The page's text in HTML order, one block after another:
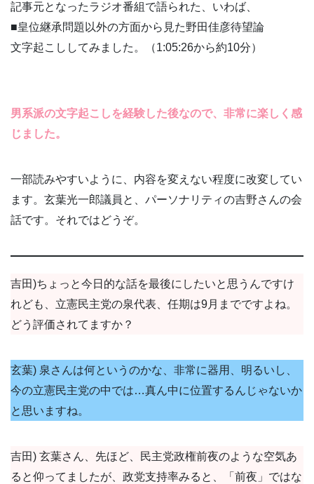
記事元となったラジオ番組で語られた、いわば、
■皇位継承問題以外の方面から見た野田佳彦待望論
文字起こししてみました。（1:05:26から約10分）
男系派の文字起こしを経験した後なので、非常に楽しく感
じました。
一部読みやすいように、内容を変えない程度に改変してい
ます。玄葉光一郎議員と、パーソナリティの吉野さんの会
話です。それではどうぞ。
吉田)ちょっと今日的な話を最後にしたいと思うんですけ
れども、立憲民主党の泉代表、任期は9月までですよね。
どう評価されてますか？
玄葉) 泉さんは何というのかな、非常に器用、明るいし、
今の立憲民主党の中では…真ん中に位置するんじゃないか
と思いますね。
吉田) 玄葉さん、先ほど、民主党政権前夜のような空気あ
ると仰ってましたが、政党支持率みると、「前夜」ではな